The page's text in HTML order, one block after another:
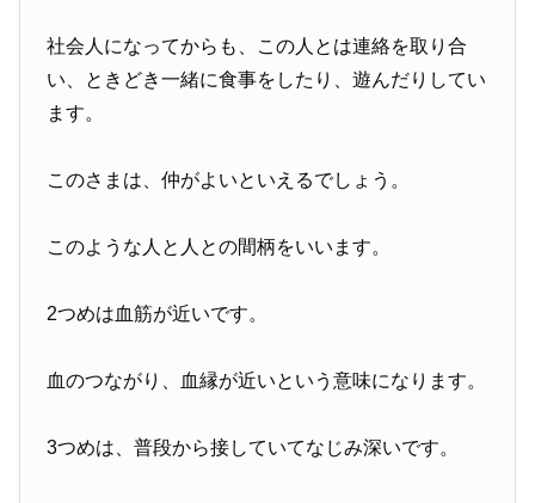
社会人になってからも、この人とは連絡を取り合
い、ときどき一緒に食事をしたり、遊んだりしてい
ます。
このさまは、仲がよいといえるでしょう。
このような人と人との間柄をいいます。
2つめは血筋が近いです。
血のつながり、血縁が近いという意味になります。
3つめは、普段から接していてなじみ深いです。